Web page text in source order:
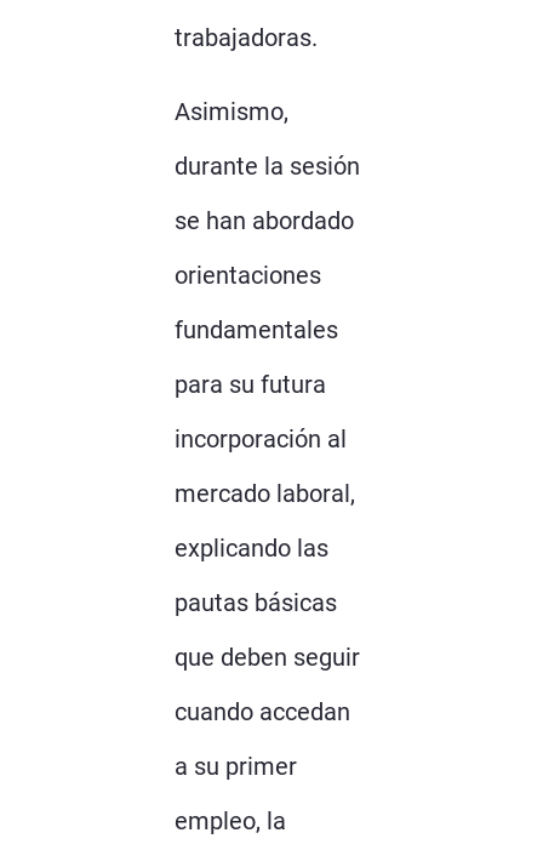
trabajadoras.
Asimismo,
durante la sesión
se han abordado
orientaciones
fundamentales
para su futura
incorporación al
mercado laboral,
explicando las
pautas básicas
que deben seguir
cuando accedan
a su primer
empleo, la